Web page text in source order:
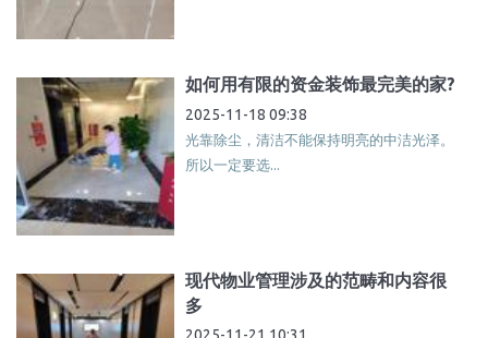
如何用有限的资金装饰最完美的家?
2025-11-18 09:38
光靠除尘，清洁不能保持明亮的中洁光泽。
所以一定要选...
现代物业管理涉及的范畴和内容很
多